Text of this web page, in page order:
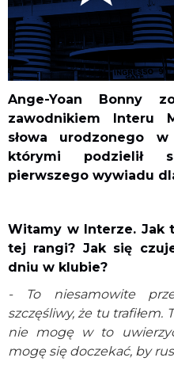
Ange-Yoan Bonny
zawodnikiem Interu
słowa urodzonego
którymi podzielił
pierwszego wywiadu
Witamy w Interze. Jak
tej rangi? Jak się
dniu w klubie?
- To niesamowite
szczęśliwy, że tu trafiłem.
nie mogę w to
mogę się doczekać, by